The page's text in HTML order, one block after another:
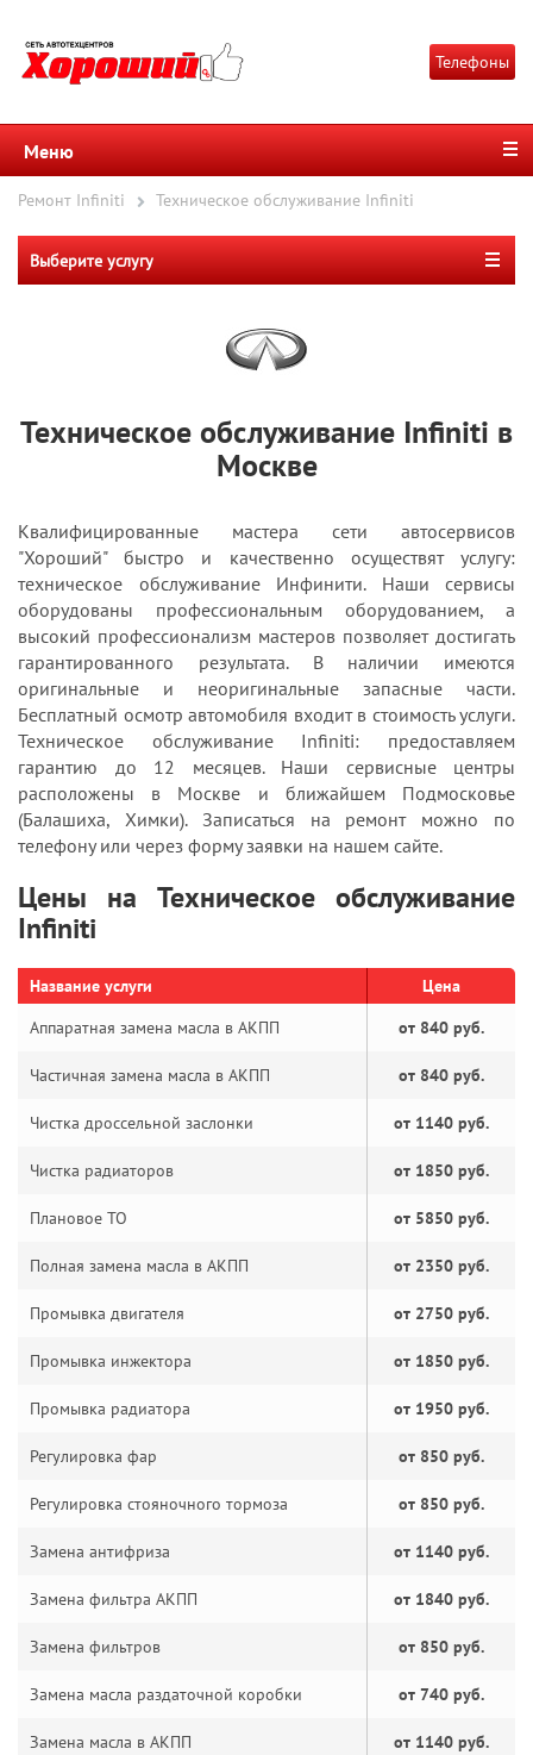
Телефоны
Меню
Ремонт Infiniti Техническое обслуживание Infiniti
Выберите услугу
Техническое обслуживание Infiniti в
Москве
Квалифицированные мастера сети автосервисов
"Хороший" быстро и качественно осуществят услугу:
техническое обслуживание Инфинити. Наши сервисы
оборудованы профессиональным оборудованием, а
высокий профессионализм мастеров позволяет достигать
гарантированного результата. В наличии имеются
оригинальные и неоригинальные запасные части.
Бесплатный осмотр автомобиля входит в стоимость услуги.
Техническое обслуживание Infiniti: предоставляем
гарантию до 12 месяцев. Наши сервисные центры
расположены в Москве и ближайшем Подмосковье
(Балашиха, Химки). Записаться на ремонт можно по
телефону или через форму заявки на нашем сайте.
Цены на Техническое обслуживание
Infiniti
Название услуги
Цена
Аппаратная замена масла в АКПП
от 840 руб.
Частичная замена масла в АКПП от 840 руб.
Чистка дроссельной заслонки от 1140 руб.
Чистка радиаторов от 1850 руб.
Плановое ТО от 5850 руб.
Полная замена масла в АКПП от 2350 руб.
Промывка двигателя от 2750 руб.
Промывка инжектора от 1850 руб.
Промывка радиатора от 1950 руб.
Регулировка фар от 850 руб.
Регулировка стояночного тормоза от 850 руб.
Замена антифриза от 1140 руб.
Замена фильтра АКПП от 1840 руб.
Замена фильтров от 850 руб.
Замена масла раздаточной коробки от 740 руб.
Замена масла в АКПП от 1140 руб.